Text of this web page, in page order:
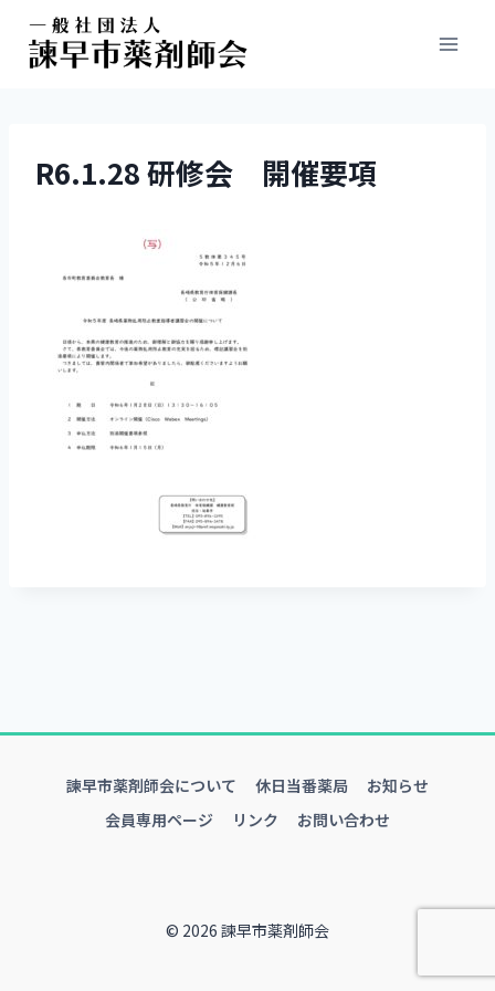
R6.1.28 研修会 開催要項
諫早市薬剤師会について 休日当番薬局
お知らせ
会員専用ページ
リンク お問い合わせ
© 2026 諫早市薬剤師会